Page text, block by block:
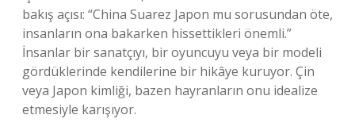
bakış açısı: “China Suarez Japon mu sorusundan öte,
insanların ona bakarken hissettikleri önemli.”
İnsanlar bir sanatçıyı, bir oyuncuyu veya bir modeli
gördüklerinde kendilerine bir hikâye kuruyor. Çin
veya Japon kimliği, bazen hayranların onu idealize
etmesiyle karışıyor.